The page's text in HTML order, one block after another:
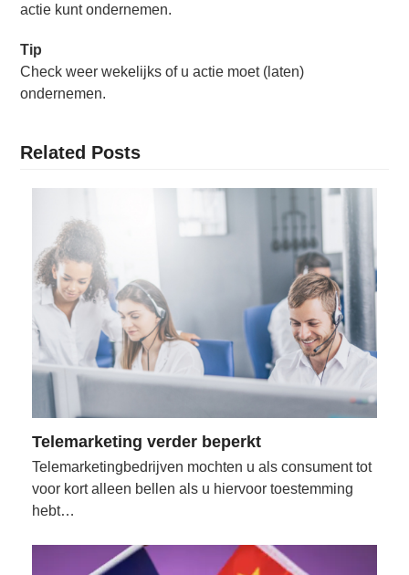
actie kunt ondernemen.
Tip
Check weer wekelijks of u actie moet (laten)
ondernemen.
Related Posts
Telemarketing verder beperkt
Telemarketingbedrijven mochten u als consument tot
voor kort alleen bellen als u hiervoor toestemming
hebt…